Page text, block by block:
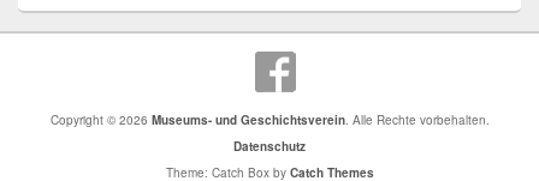
Copyright © 2026 Museums- und Geschichtsverein. Alle Rechte vorbehalten.
Datenschutz
Theme: Catch Box by Catch Themes